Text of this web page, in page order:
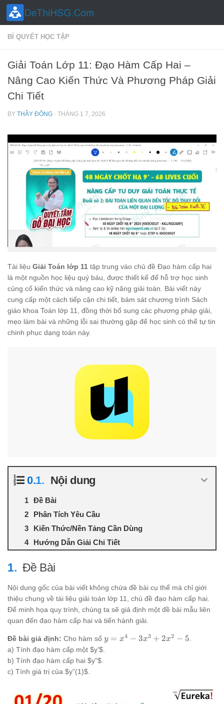
Skip to content
BÍ QUYẾT HỌC TẬP
Giải Toán Lớp 11: Đạo Hàm Cấp Hai –
Nâng Cao Kiến Thức Và Phương Pháp Giải
Chi Tiết
BY THẦY ĐÔNG · THÁNG 1 7, 2026
Tài liệu Giải Toán lớp 11 tập trung vào chủ đề Đạo hàm cấp hai
là một nguồn học liệu quý báu, được thiết kế để hỗ trợ học sinh
củng cố kiến thức và nâng cao kỹ năng giải toán. Bài viết này
cung cấp một cách tiếp cận chi tiết, bám sát chương trình Sách
giáo khoa Toán lớp 11, đồng thời bổ sung các phương pháp giải,
mẹo làm bài và những lỗi sai thường gặp để học sinh có thể tự tin
chinh phục dạng toán này.
Nội dung
Đề Bài
Phân Tích Yêu Cầu
Kiến Thức/Nền Tảng Cần Dùng
Hướng Dẫn Giải Chi Tiết
Đề Bài
Nội dung gốc của bài viết không chứa đề bài cụ thể mà chỉ giới
thiệu chung về tài liệu giải toán lớp 11, chủ đề đạo hàm cấp hai.
Để minh họa quy trình, chúng ta sẽ giả định một đề bài mẫu liên
quan đến đạo hàm cấp hai và tiến hành giải.
Đề bài giả định: Cho hàm số y =
y = x4 − 3x3 + 2x2 − 5
a) Tính đạo hàm cấp một $y’$.
b) Tính đạo hàm cấp hai $y”$.
c) Tính giá trị của $y”(1)$.